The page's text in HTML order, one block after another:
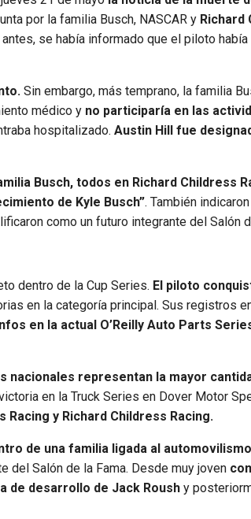
por la familia Busch, NASCAR y Richard
antes, se había informado que el piloto
Sin embargo, más temprano, la familia
médico y no participaría en las
hospitalizado. Austin Hill fue
Busch, todos en Richard Childress
de Kyle Busch”. También
como un futuro integrante del Salón
dentro de la Cup Series. El piloto
en la categoría principal. Sus registros
en la actual O’Reilly Auto Parts
nacionales representan la mayor
en la Truck Series en Dover Motor
y Richard Childress Racing.
de una familia ligada al
del Salón de la Fama. Desde muy joven
de desarrollo de Jack Roush y